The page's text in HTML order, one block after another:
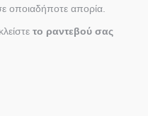
οποιαδήποτε απορία.
το ραντεβού σας